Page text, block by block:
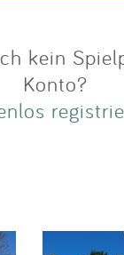
kein
Konto?